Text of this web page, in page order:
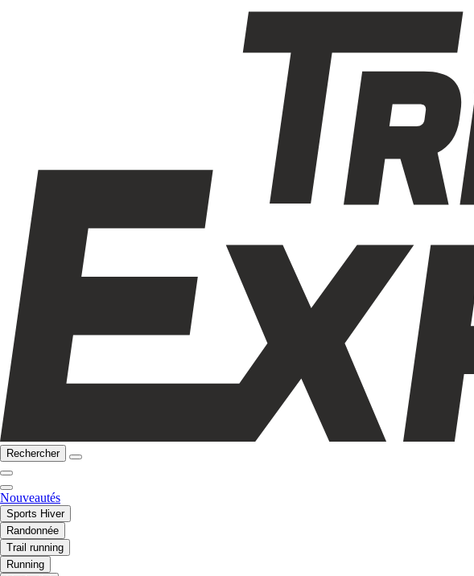
Rechercher
Nouveautés
Sports Hiver
Randonnée
Trail running
Running